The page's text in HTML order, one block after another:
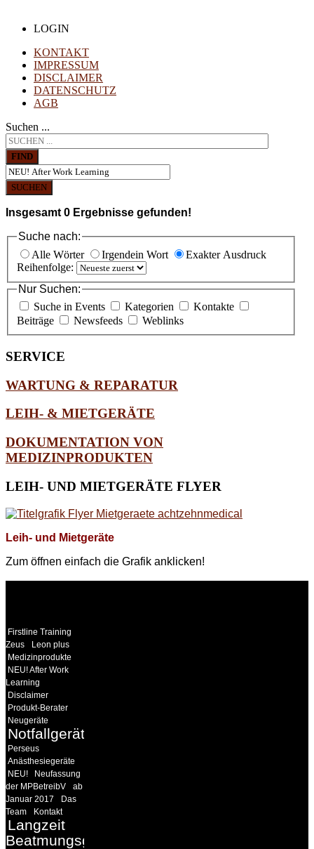
LOGIN
KONTAKT
IMPRESSUM
DISCLAIMER
DATENSCHUTZ
AGB
Suchen ...
FIND
SUCHEN
Insgesamt 0 Ergebnisse gefunden!
Suche nach:
Alle Wörter
Irgendein Wort
Exakter Ausdruck
Reihenfolge:
Nur Suchen:
Suche in Events
Kategorien
Kontakte
Beiträge
Newsfeeds Weblinks
SERVICE
WARTUNG & REPARATUR
LEIH- & MIETGERÄTE
DOKUMENTATION VON
MEDIZINPRODUKTEN
LEIH- UND MIETGERÄTE FLYER
Leih- und Mietgeräte
Zum öffnen einfach die Grafik anklicken!
Firstline Training
Zeus
Leon plus
Medizinprodukte
NEU! After Work
Learning
Disclaimer
Produkt-Berater
Neugeräte
Notfallgeräte
Perseus
Anästhesiegeräte
NEU!
Neufassung
der MPBetreibV
ab
Januar 2017
Das
Team
Kontakt
Langzeit
Beatmungsgeräte